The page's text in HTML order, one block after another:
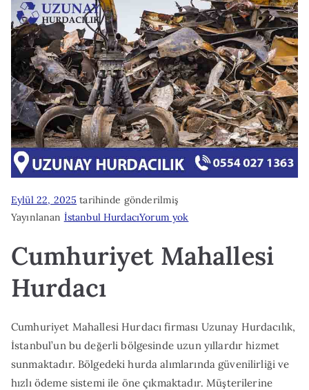
Eylül 22, 2025 tarihinde gönderilmiş
Yayınlanan İstanbul HurdacıYorum yok
Hurdacı
Cumhuriyet Mahallesi
Hurdacı
Cumhuriyet Mahallesi Hurdacı firması Uzunay Hurdacılık,
İstanbul’un bu değerli bölgesinde uzun yıllardır hizmet
sunmaktadır. Bölgedeki hurda alımlarında güvenilirliği ve
hızlı ödeme sistemi ile öne çıkmaktadır. Müşterilerine